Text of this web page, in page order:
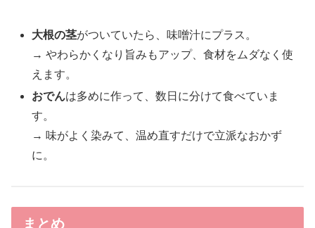
大根の茎がついていたら、味噌汁にプラス。
→ やわらかくなり旨みもアップ、食材をムダなく使
えます。
おでんは多めに作って、数日に分けて食べていま
す。
→ 味がよく染みて、温め直すだけで立派なおかず
に。
まとめ